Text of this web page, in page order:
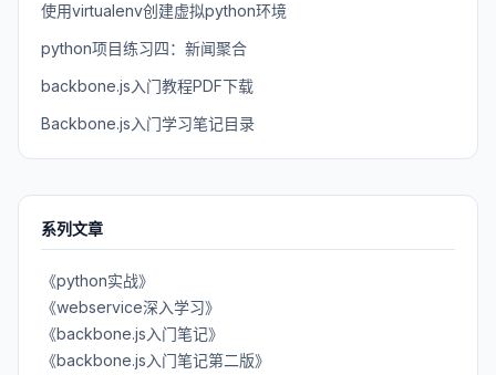
使用virtualenv创建虚拟python环境
python项目练习四：新闻聚合
backbone.js入门教程PDF下载
Backbone.js入门学习笔记目录
系列文章
《python实战》
《webservice深入学习》
《backbone.js入门笔记》
《backbone.js入门笔记第二版》